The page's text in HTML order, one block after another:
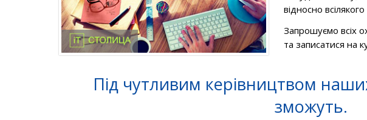
відносно
Запрошуємо всіх
та записатися на
Під чутливим керівництвом
зможуть.